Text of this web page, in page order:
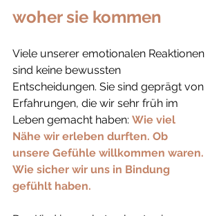
woher sie kommen
Viele unserer emotionalen Reaktionen
sind keine bewussten
Entscheidungen. Sie sind geprägt von
Erfahrungen, die wir sehr früh im
Leben gemacht haben: Wie viel
Nähe wir erleben durften. Ob
unsere Gefühle willkommen waren.
Wie sicher wir uns in Bindung
gefühlt haben.